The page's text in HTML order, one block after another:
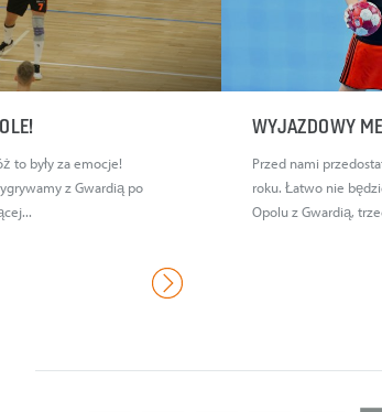
to były za emocje!
z Gwardią po
WYJAZDOWY
Przed nami
roku. Łatwo nie
Opolu z Gwardią,